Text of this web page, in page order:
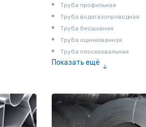
Труба профильная
Труба водогазопроводная
Труба бесшовная
Труба оцинкованная
Труба плоскоовальная
Показать ещё